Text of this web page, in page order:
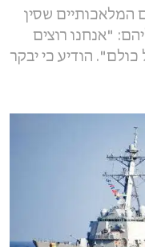
המלאכותיים שסין
"אנחנו רוצים
הודיע כי יבקר